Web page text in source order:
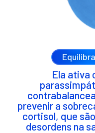
Ela ativa
prevenir a
cortisol, que
desordens na